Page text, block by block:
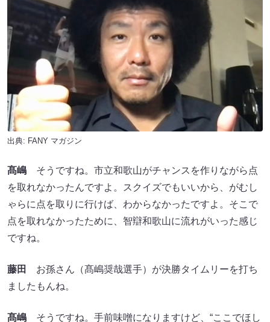
出典: FANY マガジン
髙嶋 そうですね。市立和歌山がチャンスを作りながら点
を取れなかったんですよ。スクイズでもいいから、がむし
ゃらに点を取りに行けば、わからなかったですよ。そこで
点を取れなかったために、智辯和歌山に流れがいった感じ
ですね。
藤田
お孫さん（髙嶋奨哉選手）が決勝タイムリーを打ち
ましたもんね。
髙嶋 そうですね。手前味噌になりますけど、“ここでほし